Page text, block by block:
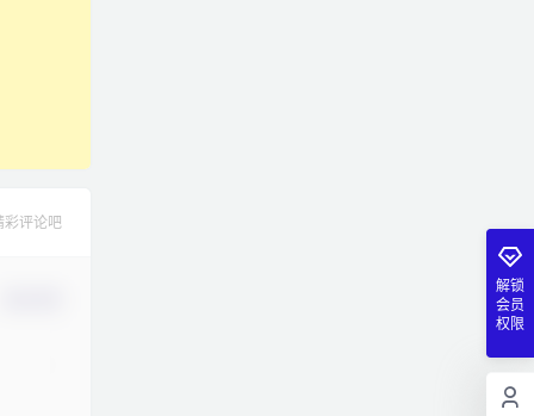
彩评论吧
解锁
会员
权限